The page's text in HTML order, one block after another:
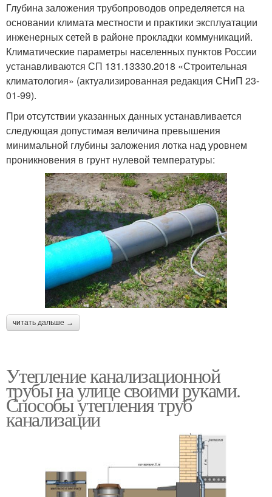
Глубина заложения трубопроводов определяется на
основании климата местности и практики эксплуатации
инженерных сетей в районе прокладки коммуникаций.
Климатические параметры населенных пунктов России
устанавливаются СП 131.13330.2018 «Строительная
климатология» (актуализированная редакция СНиП 23-
01-99).
При отсутствии указанных данных устанавливается
следующая допустимая величина превышения
минимальной глубины заложения лотка над уровнем
проникновения в грунт нулевой температуры:
читать дальше →
Утепление канализационной
трубы на улице своими руками.
Способы утепления труб
канализации